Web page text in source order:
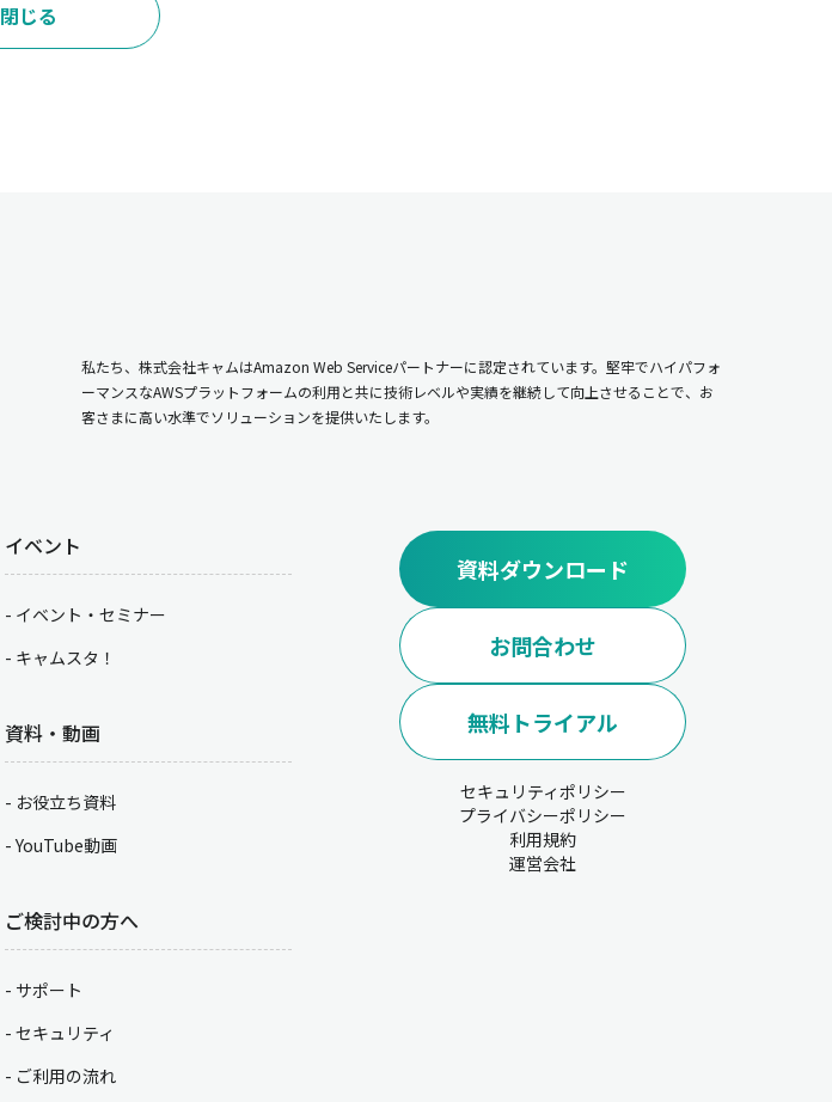
閉じる
私たち、株式会社キャムはAmazon Web Serviceパートナーに認定されています。堅牢でハイパフォ
ーマンスなAWSプラットフォームの利用と共に技術レベルや実績を継続して向上させることで、お
客さまに高い水準でソリューションを提供いたします。
イベント
イベント・セミナー
キャムスタ！
資料・動画
お役立ち資料
YouTube動画
ご検討中の方へ
サポート
セキュリティ
ご利用の流れ
資料ダウンロード
お問合わせ
無料トライアル
セキュリティポリシー
プライバシーポリシー
利用規約
運営会社